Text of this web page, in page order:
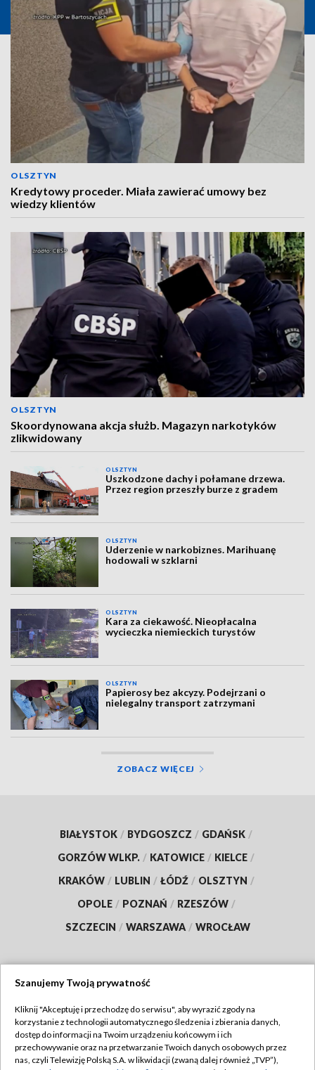
OLSZTYN
Kredytowy proceder. Miała zawierać umowy bez
wiedzy klientów
OLSZTYN
Skoordynowana akcja służb. Magazyn narkotyków
zlikwidowany
OLSZTYN
Uszkodzone dachy i połamane drzewa.
Przez region przeszły burze z gradem
OLSZTYN
Uderzenie w narkobiznes. Marihuanę
hodowali w szklarni
OLSZTYN
Kara za ciekawość. Nieopłacalna
wycieczka niemieckich turystów
OLSZTYN
Papierosy bez akcyzy. Podejrzani o
nielegalny transport zatrzymani
ZOBACZ WIĘCEJ
BIAŁYSTOK / BYDGOSZCZ / GDAŃSK /
GORZÓW WLKP. / KATOWICE / KIELCE /
KRAKÓW / LUBLIN / ŁÓDŹ / OLSZTYN /
OPOLE / POZNAŃ / RZESZÓW /
SZCZECIN / WARSZAWA / WROCŁAW
TVP
Abonament TVP
Regulamin TVP
Szanujemy Twoją prywatność
Kliknij "Akceptuję i przechodzę do serwisu", aby wyrazić zgody na
korzystanie z technologii automatycznego śledzenia i zbierania danych,
dostęp do informacji na Twoim urządzeniu końcowym i ich
przechowywanie oraz na przetwarzanie Twoich danych osobowych przez
nas, czyli Telewizję Polską S.A. w likwidacji (zwaną dalej również „TVP”),